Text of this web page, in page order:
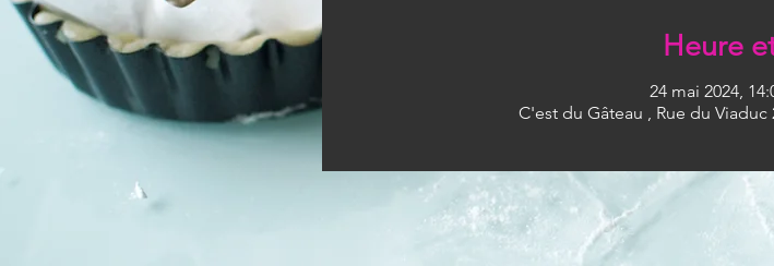
Heure
24 mai 2024,
C'est du Gâteau , Rue du Viaduc